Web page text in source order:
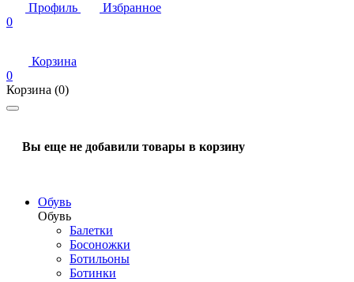
Профиль
Избранное
0
Корзина
0
Корзина (0)
Вы еще не добавили товары в корзину
Обувь
Обувь
Балетки
Босоножки
Ботильоны
Ботинки